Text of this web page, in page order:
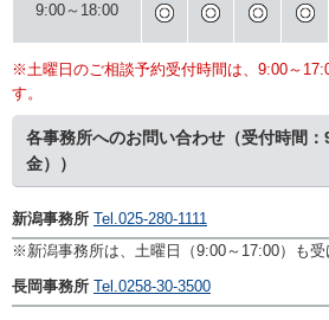
9:00～18:00
※土曜日のご相談予約受付時間は、9:00～
す。
各事務所へのお問い合わせ（受付時間
金））
新潟事務所 Tel.025-280-1111
※新潟事務所は、土曜日（9:00～17:00）も受
長岡事務所 Tel.0258-30-3500